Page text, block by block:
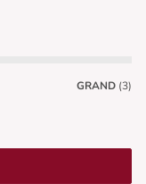
GRAND (3)